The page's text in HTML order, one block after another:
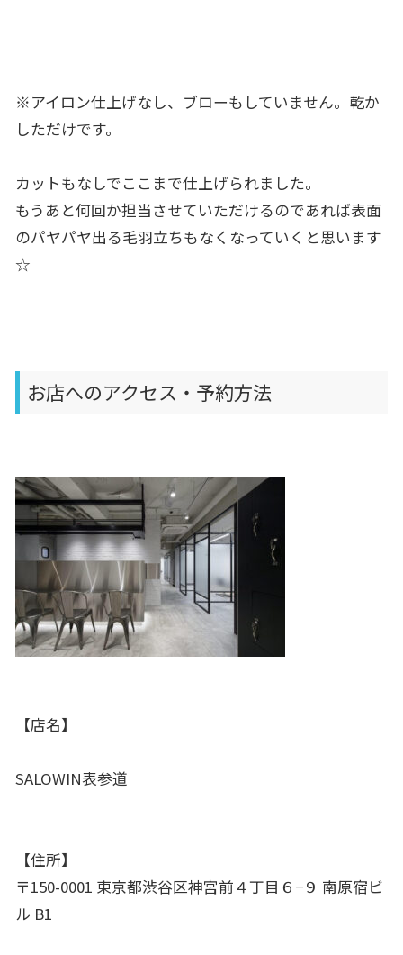
※アイロン仕上げなし、ブローもしていません。乾か
しただけです。
カットもなしでここまで仕上げられました。
もうあと何回か担当させていただけるのであれば表面
のパヤパヤ出る毛羽立ちもなくなっていくと思います
☆
お店へのアクセス・予約方法
【店名】
SALOWIN表参道
【住所】
〒150-0001 東京都渋谷区神宮前４丁目６−９ 南原宿ビ
ル B1